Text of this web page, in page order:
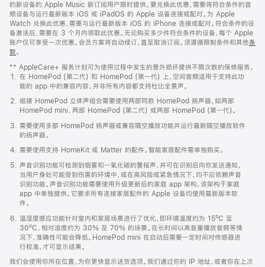
页
脚
的新设备的 Apple Music 新订阅用户限时提供。要兑换此优惠，需要将符合条件的音
频设备与运行最新版本 iOS 或 iPadOS 的 Apple 设备连接或配对。为 Apple
Watch 兑换此优惠，需要与运行最新版本 iOS 的 iPhone 连接或配对。符合条件的设
备激活后，需要在 3 个月内领取此优惠。无论购买多少件符合条件的设备，每个 Apple
账户仅可享受一次优惠。会员方案将自动续订，直至取消订阅。须遵循限制条件和其他条
款。
窗
口
中
打
开)
** AppleCare+ 服务计划可为使用过程中发生的意外损坏提供不限次数的保修服务。
在 HomePod (第二代) 和 HomePod (第一代) 上，空间音频适用于支持此功
能的 app 中的兼容内容。并非所有内容都支持杜比全景声。
组建 HomePod 立体声组合需要使用两部同款 HomePod 扬声器，如两部
HomePod mini、两部 HomePod (第二代) 或两部 HomePod (第一代)。
需要使用多部 HomePod 扬声器或兼容隔空播放功能并运行最新隔空播放软件
的扬声器。
需要使用支持 HomeKit 或 Matter 的配件。智能家居配件需单独购买。
声音识别功能可检测到烟雾和一氧化碳的警报声，并可在识别后向你发送通知。
当用户身处可能受到伤害的环境中，或在高风险或紧急情况下，均不应依赖声音
识别功能。声音识别功能需要使用升级更新后的家庭 app 架构，该架构于家庭
app 中单独提供。它要求所有连接家居配件的 Apple 设备均使用最新版本软
件。
温湿度感应功能针对室内和家居场景进行了优化，即环境温度约为 15ºC 至
30ºC、相对湿度约为 30% 至 70% 的场景。在长时间以高音量播放音频等情
况下，准确性可能会降低。HomePod mini 在启动后需要一定时间对传感器进
行校准，才可显示结果。
我们会使用你所在位置，为你更快显示送货选项。我们通过你的 IP 地址，或者你在上次